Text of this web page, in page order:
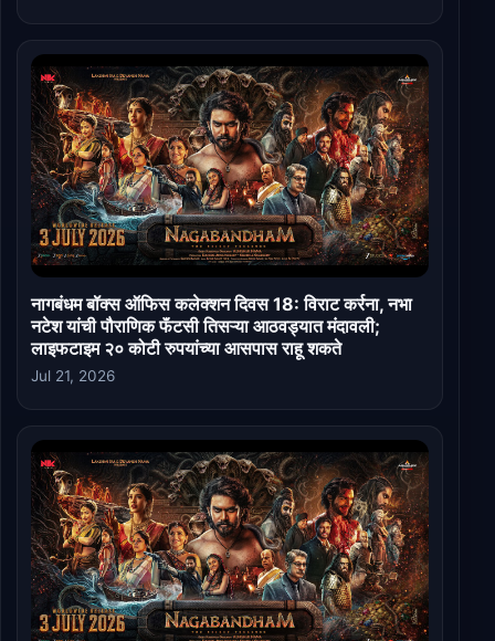
नागबंधम बॉक्स ऑफिस कलेक्शन दिवस 18: विराट कर्रना, नभा
नटेश यांची पौराणिक फॅंटसी तिसऱ्या आठवड्यात मंदावली;
लाइफटाइम २० कोटी रुपयांच्या आसपास राहू शकते
Jul 21, 2026